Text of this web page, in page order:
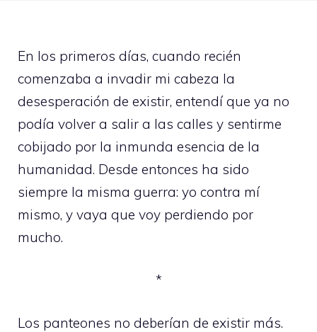
En los primeros días, cuando recién
comenzaba a invadir mi cabeza la
desesperación de existir, entendí que ya no
podía volver a salir a las calles y sentirme
cobijado por la inmunda esencia de la
humanidad. Desde entonces ha sido
siempre la misma guerra: yo contra mí
mismo, y vaya que voy perdiendo por
mucho.
*
Los panteones no deberían de existir más.